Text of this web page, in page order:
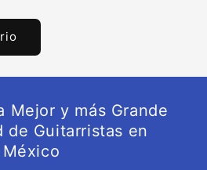
Mejor y más Grande
de Guitarristas en
México